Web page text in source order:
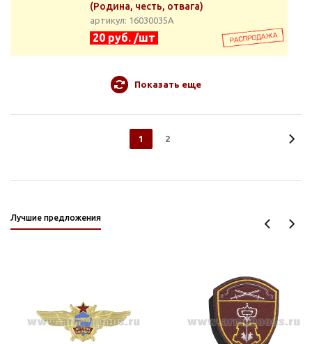
(Родина, честь, отвага)
артикул: 16030035А
20 руб. /шт
Показать еще
1 2
Лучшие предложения